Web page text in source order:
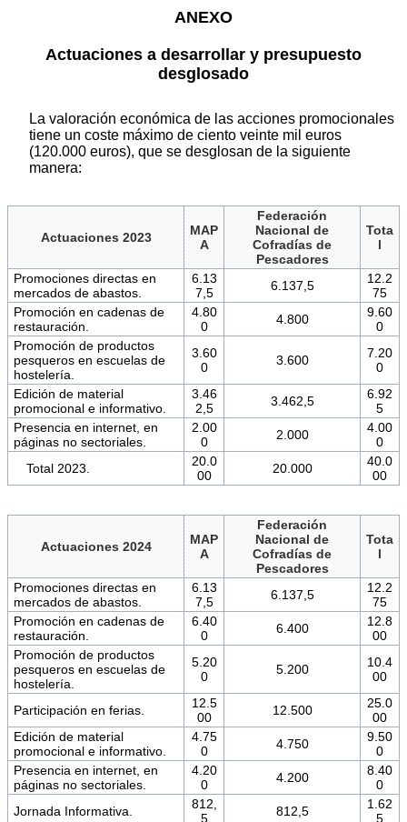
ANEXO
Actuaciones a desarrollar y presupuesto
desglosado
La valoración económica de las acciones promocionales
tiene un coste máximo de ciento veinte mil euros
(120.000 euros), que se desglosan de la siguiente
manera:
Actuaciones 2023
MAP
A
Federación
Nacional de
Cofradías de
Pescadores
Tota
l
Promociones directas en
mercados de abastos.
6.13
7,5
6.137,5
12.2
75
Promoción en cadenas de
restauración.
4.80
0
4.800
9.60
0
Promoción de productos
pesqueros en escuelas de
hostelería.
3.60
0
3.600
7.20
0
Edición de material
promocional e informativo.
3.46
2,5
3.462,5
6.92
5
Presencia en internet, en
páginas no sectoriales.
2.00
0
2.000
4.00
0
Total 2023.
20.0
00
20.000
40.0
00
Actuaciones 2024
MAP
A
Federación
Nacional de
Cofradías de
Pescadores
Tota
l
Promociones directas en
mercados de abastos.
6.13
7,5
6.137,5
12.2
75
Promoción en cadenas de
restauración.
6.40
0
6.400
12.8
00
Promoción de productos
pesqueros en escuelas de
hostelería.
5.20
0
5.200
10.4
00
Participación en ferias.
12.5
00
12.500
25.0
00
Edición de material
promocional e informativo.
4.75
0
4.750
9.50
0
Presencia en internet, en
páginas no sectoriales.
4.20
0
4.200
8.40
0
Jornada Informativa.
812,
5
812,5
1.62
5